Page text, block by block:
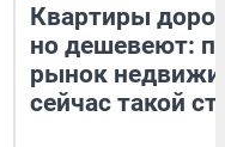
Квартиры
но дешевеют:
рынок
сейчас такой